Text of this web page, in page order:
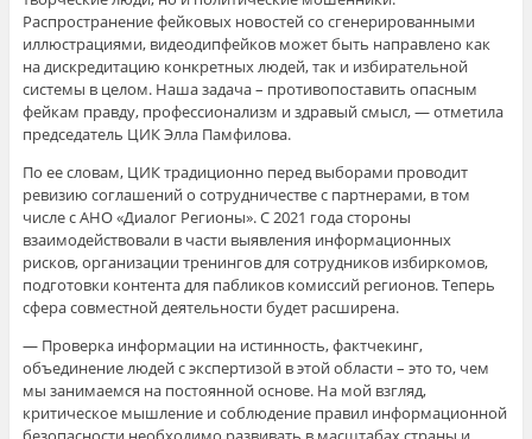
Распространение фейковых новостей со сгенерированными
иллюстрациями, видеодипфейков может быть направлено как
на дискредитацию конкретных людей, так и избирательной
системы в целом. Наша задача – противопоставить опасным
фейкам правду, профессионализм и здравый смысл, — отметила
председатель ЦИК Элла Памфилова.
По ее словам, ЦИК традиционно перед выборами проводит
ревизию соглашений о сотрудничестве с партнерами, в том
числе с АНО «Диалог Регионы». С 2021 года стороны
взаимодействовали в части выявления информационных
рисков, организации тренингов для сотрудников избиркомов,
подготовки контента для пабликов комиссий регионов. Теперь
сфера совместной деятельности будет расширена.
— Проверка информации на истинность, фактчекинг,
объединение людей с экспертизой в этой области – это то, чем
мы занимаемся на постоянной основе. На мой взгляд,
критическое мышление и соблюдение правил информационной